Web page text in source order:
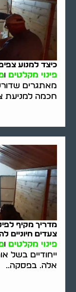
כיצד למנוע
פינוי מקלטים ו
מאתגרים
חכמה למניעת
מדריך מקיף
צעדים חיוניים
פינוי מקלטים ו
ייחודיים בשל
אלה. בפסקה..